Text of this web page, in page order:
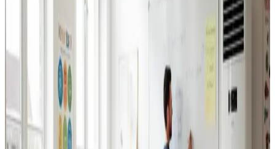
Industriventilation
Ventilation til fabrikker, haller og lagerbygninger i
Guderup. Professionel dimensionering.